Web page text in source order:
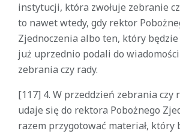
instytucji, która zwołuje zebranie
to nawet wtedy, gdy rektor
Zjednoczenia albo ten, który będzie
już uprzednio podali do
zebrania czy rady.
[117] 4. W przeddzień zebrania czy
udaje się do rektora Pobożnego
razem przygotować materiał, który